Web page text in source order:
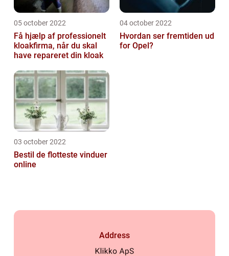
05 october 2022
Få hjælp af professionelt
kloakfirma, når du skal
have repareret din kloak
04 october 2022
Hvordan ser fremtiden ud
for Opel?
03 october 2022
Bestil de flotteste vinduer
online
Address